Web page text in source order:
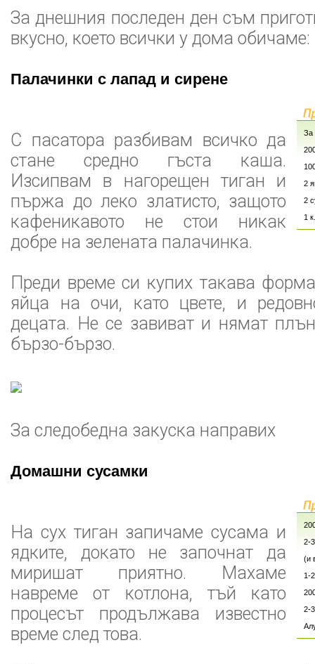
За днешния последен ден съм
вкусно, което всички у дома обичаме:
Палачинки с лапад и сирене
За
2
2
1
С пасатора разбивам всичко да
стане средно гъста каша.
Изсипвам в нагорещен тиган и
пържа до леко златисто, защото
кафеникавото не стои никак
добре на зелената палачинка.
Преди време си купих такава
яйца на очи, като цвете, и
децата. Не се завиват и нямат
бързо-бързо.
За следобедна закуска направих
Домашни сусамки
2-
(и
1-
2-
На сух тиган запичаме сусама и
ядките, докато не започнат да
миришат приятно. Махаме
навреме от котлона, тъй като
процесът продължава известно
време след това.